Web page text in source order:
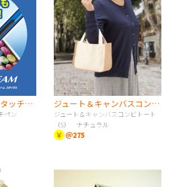
《UNI》スタイラスタッチペン
ペン
ジュート＆キャンバスコンビトート（S） ナチュラル
ジュート＆キャンバスコンビトート
（S） ナチュラル
￥ ＠275